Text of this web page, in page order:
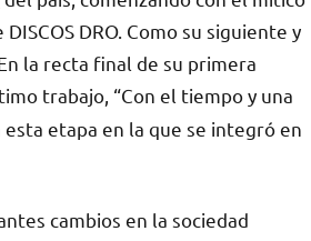
DRO. Como su siguiente y
la recta final de su primera
trabajo, “Con el tiempo y una
etapa en la que se integró en
cambios en la sociedad